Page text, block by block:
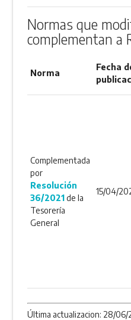
Normas que
complementan a
Norma
Fecha
Complementada
por
Resolución
36/2021de la
Tesorería
General
15/04/
Última actualizacion: 28/